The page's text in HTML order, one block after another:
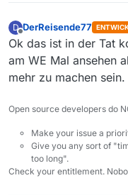
D
Offline
DerReisende77
Ok das ist in der Tat
am WE Mal ansehen
mehr zu machen
Open source developers do
Make your issue a
Give you any sort of
too long".
Check your entitlement.